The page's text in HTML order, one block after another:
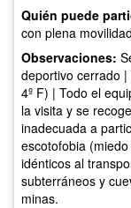
Quién puede
con plena
Observaciones:
deportivo cerrado
4º F) | Todo el
la visita y se
inadecuada a
escotofobia
idénticos al
subterráneos y
minas.